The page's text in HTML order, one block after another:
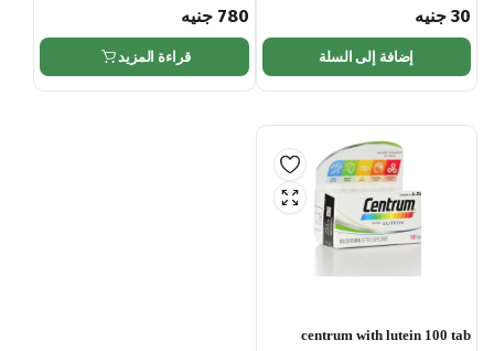
30 جنيه
إضافة إلى السلة
780 جنيه
قراءة المزيد
centrum with lutein 100 tab